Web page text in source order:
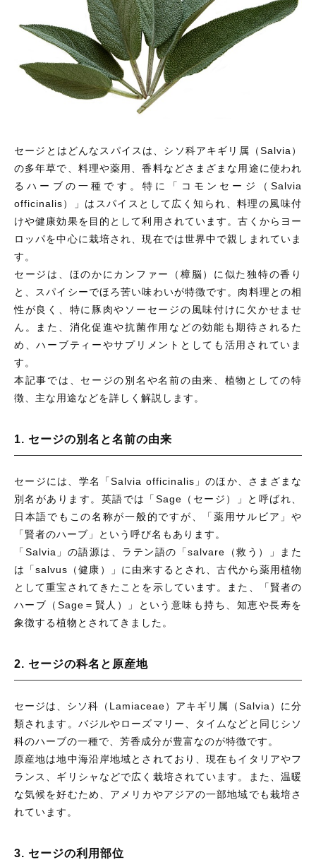
セージとはどんなスパイスは、シソ科アキギリ属（Salvia）
の多年草で、料理や薬用、香料などさまざまな用途に使われ
るハーブの一種です。特に「コモンセージ（Salvia
officinalis）」はスパイスとして広く知られ、料理の風味付
けや健康効果を目的として利用されています。古くからヨー
ロッパを中心に栽培され、現在では世界中で親しまれていま
す。
セージは、ほのかにカンファー（樟脳）に似た独特の香り
と、スパイシーでほろ苦い味わいが特徴です。肉料理との相
性が良く、特に豚肉やソーセージの風味付けに欠かせませ
ん。また、消化促進や抗菌作用などの効能も期待されるた
め、ハーブティーやサプリメントとしても活用されていま
す。
本記事では、セージの別名や名前の由来、植物としての特
徴、主な用途などを詳しく解説します。
1. セージの別名と名前の由来
セージには、学名「Salvia officinalis」のほか、さまざまな
別名があります。英語では「Sage（セージ）」と呼ばれ、
日本語でもこの名称が一般的ですが、「薬用サルビア」や
「賢者のハーブ」という呼び名もあります。
「Salvia」の語源は、ラテン語の「salvare（救う）」また
は「salvus（健康）」に由来するとされ、古代から薬用植物
として重宝されてきたことを示しています。また、「賢者の
ハーブ（Sage＝賢人）」という意味も持ち、知恵や長寿を
象徴する植物とされてきました。
2. セージの科名と原産地
セージは、シソ科（Lamiaceae）アキギリ属（Salvia）に分
類されます。バジルやローズマリー、タイムなどと同じシソ
科のハーブの一種で、芳香成分が豊富なのが特徴です。
原産地は地中海沿岸地域とされており、現在もイタリアやフ
ランス、ギリシャなどで広く栽培されています。また、温暖
な気候を好むため、アメリカやアジアの一部地域でも栽培さ
れています。
3. セージの利用部位